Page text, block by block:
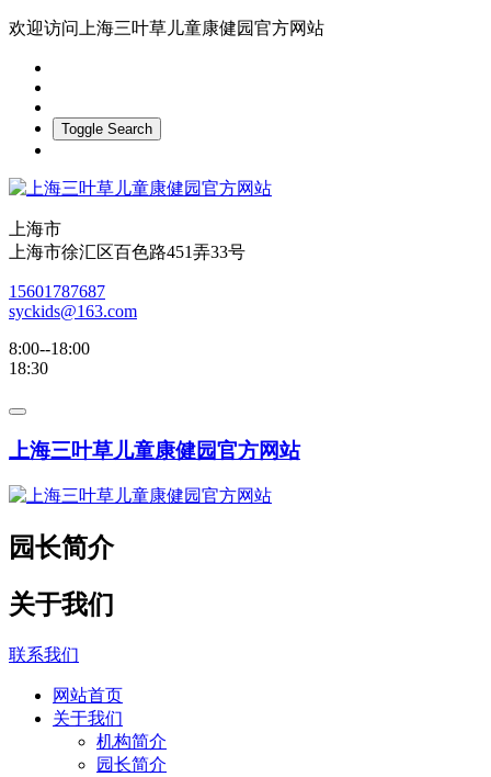
欢迎访问上海三叶草儿童康健园官方网站
Toggle Search
上海市
上海市徐汇区百色路451弄33号
15601787687
syckids@163.com
8:00--18:00
18:30
上海三叶草儿童康健园官方网站
园长简介
关于我们
联系我们
网站首页
关于我们
机构简介
园长简介